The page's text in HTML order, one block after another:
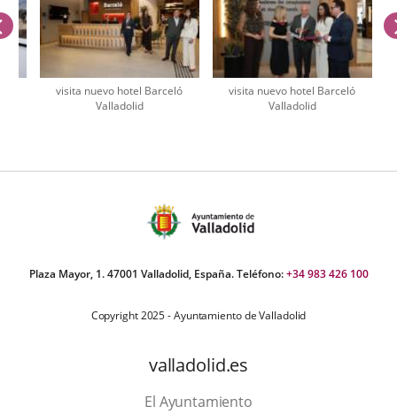
visita nuevo hotel Barceló
Valladolid
visita nuevo hotel Barceló
Valladolid
anterior
Plaza Mayor, 1. 47001 Valladolid, España. Teléfono:+34 983 426 100
Copyright 2025 - Ayuntamiento de Valladolid
valladolid.es
El Ayuntamiento